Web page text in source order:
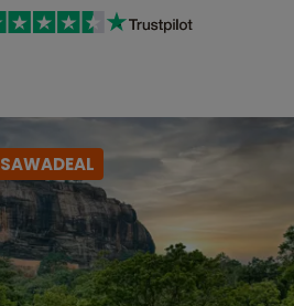
SAWADEAL